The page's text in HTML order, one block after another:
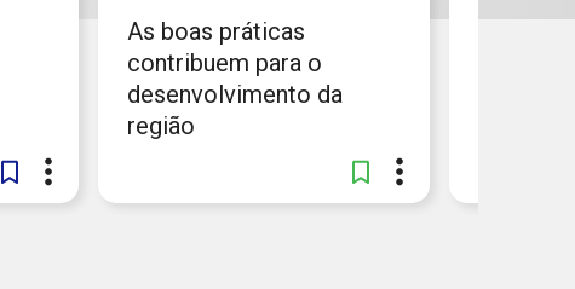
As boas práticas
contribuem para o
desenvolvimento da
região